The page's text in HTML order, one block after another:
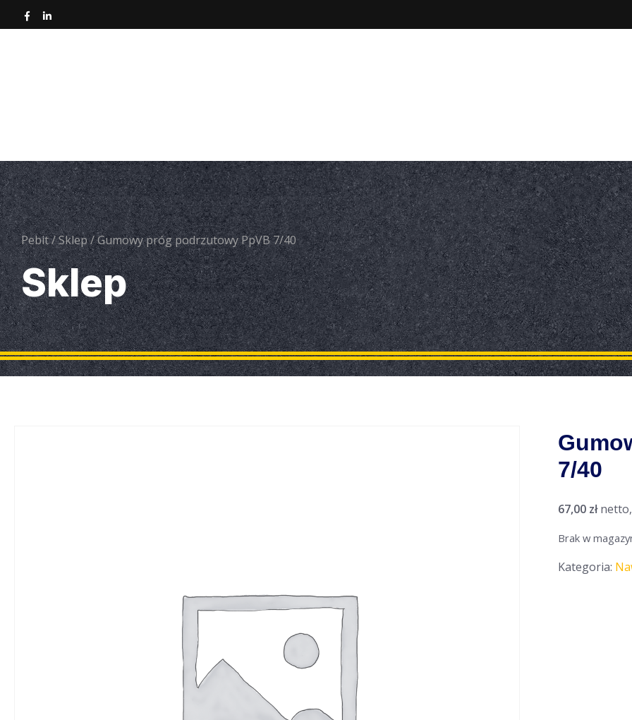
Pebit/Sklep/Gumowy próg podrzutowy PpVB 7/40
Sklep
7/40
67,00 zł
Brak w
Kategoria: